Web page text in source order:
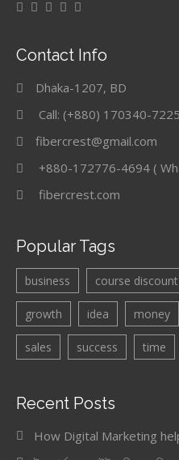
Contact Info
Dhaka-1207, BD
Call: (+880) 170340-7225
fibercrest@gmail.com
+880-172776-4694 (
fibercrest.com
Popular Tags
business course
growth idea money
sales success time
Recent Posts
How Digital Marketing